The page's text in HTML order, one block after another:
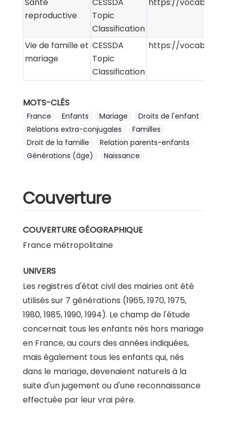
reproductive
Topic
Classification
Vie de famille et
mariage
CESSDA
Topic
Classification
https://
MOTS-CLÉS
France Enfants Mariage
Droits de l'enfant
Relations extra-conjugales
Familles
Droit de la famille
Relation parents-enfants
Générations (âge)
Naissance
Couverture
COUVERTURE GÉOGRAPHIQUE
France métropolitaine
UNIVERS
Les registres d'état civil des mairies ont été
utilisés sur 7 générations (1965, 1970, 1975,
1980, 1985, 1990, 1994). Le champ de l'étude
concernait tous les enfants nés hors mariage
en France, au cours des années indiquées,
mais également tous les enfants qui, nés
dans le mariage, devenaient naturels à la
suite d'un jugement ou d'une reconnaissance
effectuée par leur vrai père.